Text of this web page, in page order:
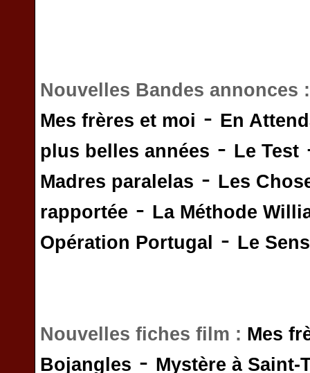
Nouvelles Bandes annonces
Mes frères et moi - En
plus belles années - Le Test
Madres paralelas - Les
rapportée - La Méthode
Opération Portugal
- Le
Nouvelles fiches film : Mes
Bojangles - Mystère à Saint-